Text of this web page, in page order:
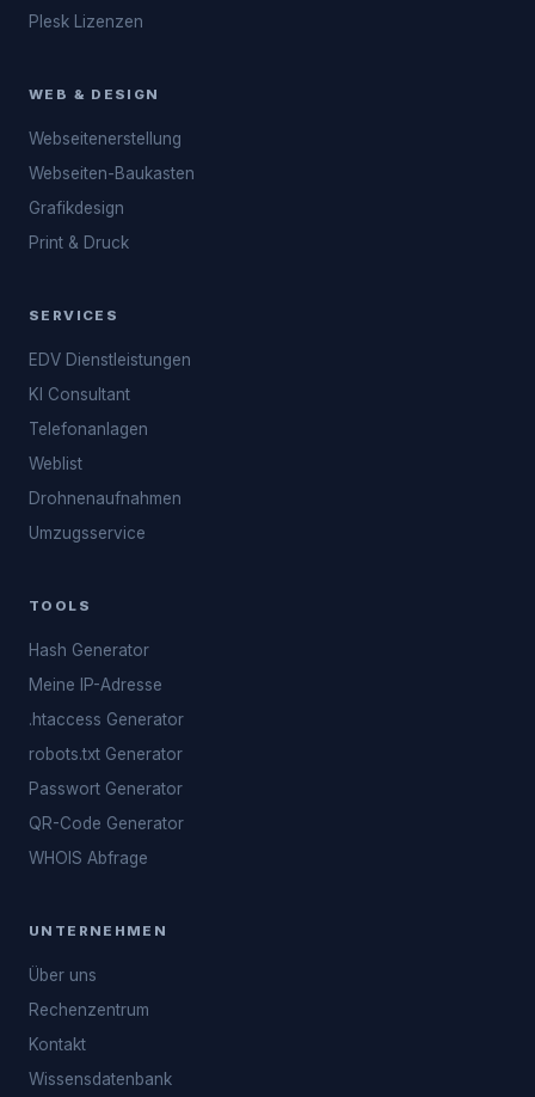
Plesk Lizenzen
WEB & DESIGN
Webseitenerstellung
Webseiten-Baukasten
Grafikdesign
Print & Druck
SERVICES
EDV Dienstleistungen
KI Consultant
Telefonanlagen
Weblist
Drohnenaufnahmen
Umzugsservice
TOOLS
Hash Generator
Meine IP-Adresse
.htaccess Generator
robots.txt Generator
Passwort Generator
QR-Code Generator
WHOIS Abfrage
UNTERNEHMEN
Über uns
Rechenzentrum
Kontakt
Wissensdatenbank